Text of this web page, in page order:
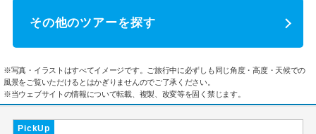
その他のツアーを探す
※写真・イラストはすべてイメージです。ご旅行中に必ずしも同じ角度・高度・天候での
風景をご覧いただけるとはかぎりませんのでご了承ください。
※当ウェブサイトの情報について転載、複製、改変等を固く禁じます。
PickUp